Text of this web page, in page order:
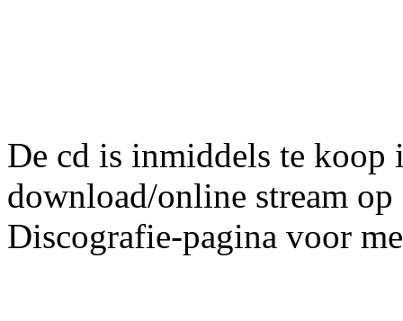
De cd is inmiddels te koop
download/online stream
Discografie-pagina voor